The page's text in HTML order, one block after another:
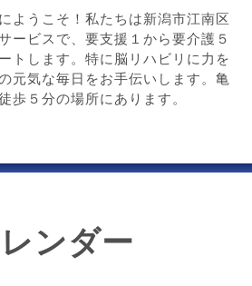
ようこそ！私たちは新潟市江南区
ービスで、要支援１から要介護５
トします。特に脳リハビリに力を
元気な毎日をお手伝いします。亀
歩５分の場所にあります。
ンダー